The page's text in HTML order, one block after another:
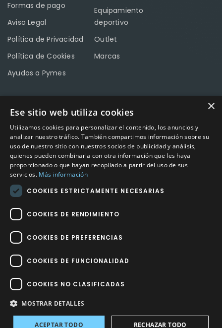
Formas de pago
Aviso Legal
Política de Privacidad
Política de Cookies
Ayudas a Pymes
Equipamiento
deportivo
Outlet
Marcas
CONTACTO
Calle Méndez Núñez nº3 – Fuente Palmera 14120 Córdoba
Teléfono957 04 96 57
Emailinfo@factory-sport.es
HORARIO COMERCIAL
Lunes a viernes
10:00 a 14:00 / 18:00 a 21:00
Factory Sport 2023© – Todos los derechos reservados | Hecho por
Impulsoh Performance Marketing
×
Ese sitio web utiliza cookies
Utilizamos cookies para personalizar el contenido, los anuncios y
analizar nuestro tráfico. También compartimos información sobre su
uso de nuestro sitio con nuestros socios de publicidad y análisis,
quienes pueden combinarla con otra información que les haya
proporcionado o que hayan recopilado a partir del uso de sus
servicios. Más información
COOKIES ESTRICTAMENTE NECESARIAS
COOKIES DE RENDIMIENTO
COOKIES DE PREFERENCIAS
COOKIES DE FUNCIONALIDAD
COOKIES NO CLASIFICADAS
MOSTRAR DETALLES
ACEPTAR TODO RECHAZAR TODO